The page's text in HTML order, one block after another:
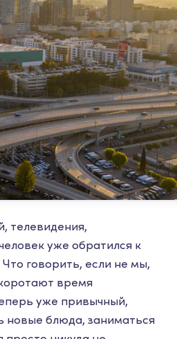
телевидения,
уже обратился к
говорить, если не мы,
время
уже привычный,
новые блюда, заниматься